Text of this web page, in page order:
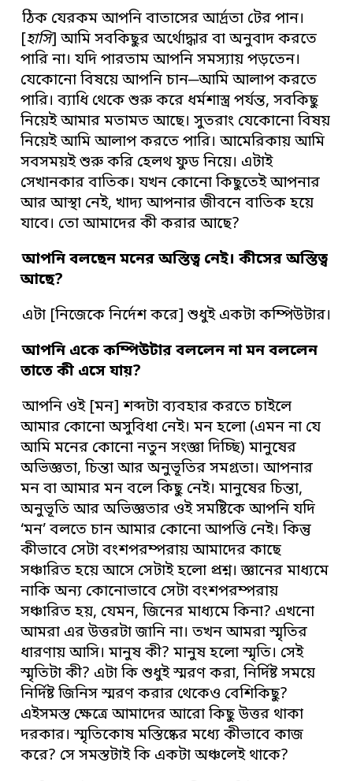
ঠিক যেরকম আপনি বাতাসের আর্দ্রতা টের পান।
[হাসি] আমি সবকিছুর অর্থোদ্ধার বা অনুবাদ করতে
পারি না। যদি পারতাম আপনি সমস্যায় পড়তেন।
যেকোনো বিষয়ে আপনি চান─আমি আলাপ করতে
পারি। ব্যাধি থেকে শুরু করে ধর্মশাস্ত্র পর্যন্ত, সবকিছু
নিয়েই আমার মতামত আছে। সুতরাং যেকোনো বিষয়
নিয়েই আমি আলাপ করতে পারি। আমেরিকায় আমি
সবসময়ই শুরু করি হেলথ ফুড নিয়ে। এটাই
সেখানকার বাতিক। যখন কোনো কিছুতেই আপনার
আর আস্থা নেই, খাদ্য আপনার জীবনে বাতিক হয়ে
যাবে। তো আমাদের কী করার আছে?
আপনি বলছেন মনের অস্তিত্ব নেই।কীসের অস্তিত্ব
আছে?
এটা [নিজেকে নির্দেশ করে] শুধুই একটা কম্পিউটার।
আপনি একে কম্পিউটার বললেন না মন বললেন
তাতে কী এসে যায়?
আপনি ওই [মন] শব্দটা ব্যবহার করতে চাইলে
আমার কোনো অসুবিধা নেই। মন হলো (এমন না যে
আমি মনের কোনো নতুন সংজ্ঞা দিচ্ছি) মানুষের
অভিজ্ঞতা, চিন্তা আর অনুভূতির সমগ্রতা। আপনার
মন বা আমার মন বলে কিছু নেই। মানুষের চিন্তা,
অনুভূতি আর অভিজ্ঞতার ওই সমষ্টিকে আপনি যদি
‘মন’ বলতে চান আমার কোনো আপত্তি নেই। কিন্তু
কীভাবে সেটা বংশপরম্পরায় আমাদের কাছে
সঞ্চারিত হয়ে আসে সেটাই হলো প্রশ্ন। জ্ঞানের মাধ্যমে
নাকি অন্য কোনোভাবে সেটা বংশপরম্পরায়
সঞ্চারিত হয়, যেমন, জিনের মাধ্যমে কিনা? এখনো
আমরা এর উত্তরটা জানি না। তখন আমরা স্মৃতির
ধারণায় আসি। মানুষ কী? মানুষ হলো স্মৃতি। সেই
স্মৃতিটা কী? এটা কি শুধুই স্মরণ করা, নির্দিষ্ট সময়ে
নির্দিষ্ট জিনিস স্মরণ করার থেকেও বেশিকিছু?
এইসমস্ত ক্ষেত্রে আমাদের আরো কিছু উত্তর থাকা
দরকার। স্মৃতিকোষ মস্তিষ্কের মধ্যে কীভাবে কাজ
করে? সে সমস্তটাই কি একটা অঞ্চলেই থাকে?